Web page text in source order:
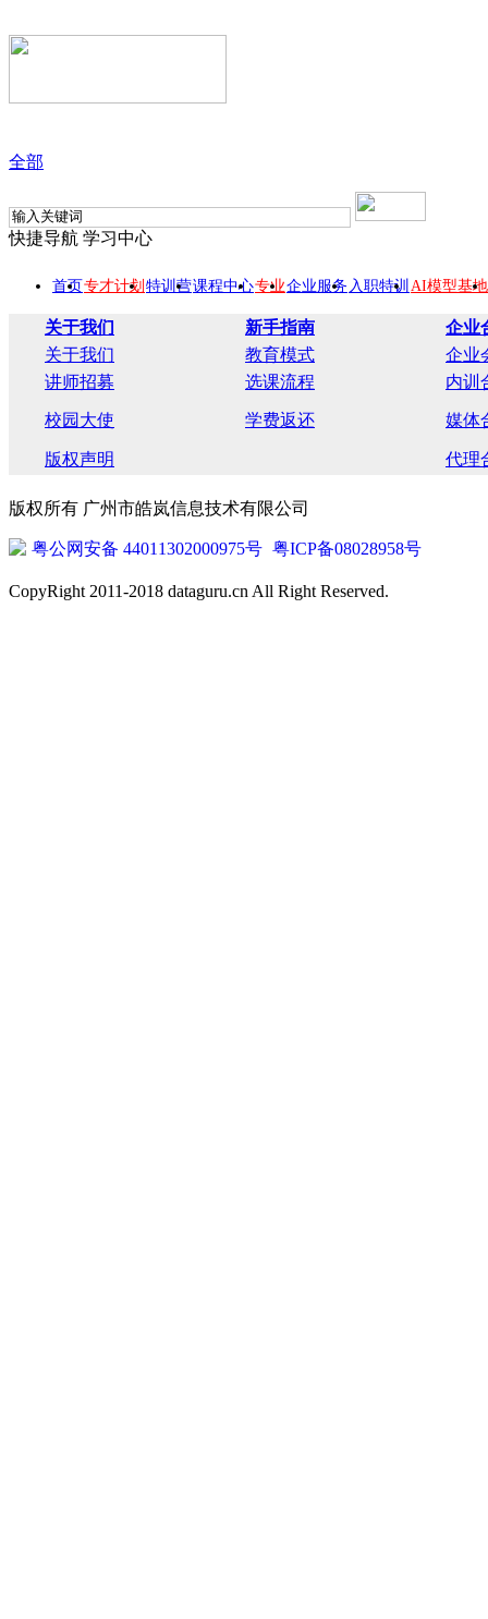
全部
快捷导航 学习中心
首页专才计划 特训营课程中心专业企业服务 入职特训 AI模型基地
关于我们 新手指南
企业
关于我们
教育模式
企业
讲师招募
选课流程 内训
校园大使 学费返还 媒体
版权声明 代理
版权所有 广州市皓岚信息技术有限公司
粤公网安备 44011302000975号 粤ICP备08028958号
CopyRight 2011-2018 dataguru.cn All Right Reserved.